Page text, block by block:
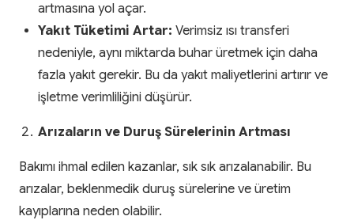
artmasına yol açar.
Yakıt Tüketimi Artar: Verimsiz ısı transferi
nedeniyle, aynı miktarda buhar üretmek için daha
fazla yakıt gerekir. Bu da yakıt maliyetlerini artırır ve
işletme verimliliğini düşürür.
Arızaların ve Duruş Sürelerinin Artması
Bakımı ihmal edilen kazanlar, sık sık arızalanabilir. Bu
arızalar, beklenmedik duruş sürelerine ve üretim
kayıplarına neden olabilir.